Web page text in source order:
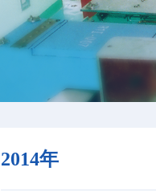
2014年